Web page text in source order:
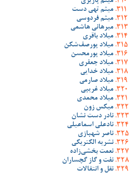
میثم تهی دست
میثم فردوسی
میرهانی هاشمی
میلاد باقری
میلاد پورصف‌شکن
میلاد پورمحسن
میلاد جعفری
میلاد خدایی
میلاد صارمی
میلاد غریبی
میلاد محمدی
میکس زون
نادر دست نشان
نادعلی اسماعیلی
ناصر شهبازی
نشریه الکتریکی
نعمت بخشی‌زاده
نفت و گاز گچساران
نقل و انتقالات